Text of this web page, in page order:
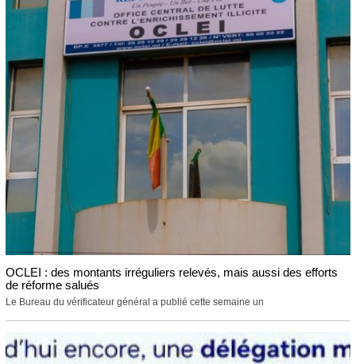
OCLEI : des montants irréguliers relevés, mais aussi des efforts
de réforme salués
Le Bureau du vérificateur général a publié cette semaine un